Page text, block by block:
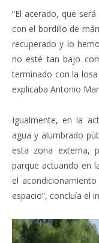
“El acerado, que
con el bordillo de
recuperado y lo
no esté tan bajo
terminado con la
explicaba Antonio
Igualmente, en la
agua y alumbrado
esta zona externa,
parque actuando en
el
espacio”, concluía el